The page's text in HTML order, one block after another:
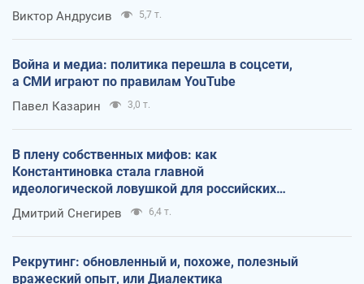
Виктор Андрусив 5,7 т.
Война и медиа: политика перешла в соцсети,
а СМИ играют по правилам YouTube
Павел Казарин 3,0 т.
В плену собственных мифов: как
Константиновка стала главной
идеологической ловушкой для российских
оккупантов
Дмитрий Снегирев 6,4 т.
Рекрутинг: обновленный и, похоже, полезный
вражеский опыт, или Диалектика